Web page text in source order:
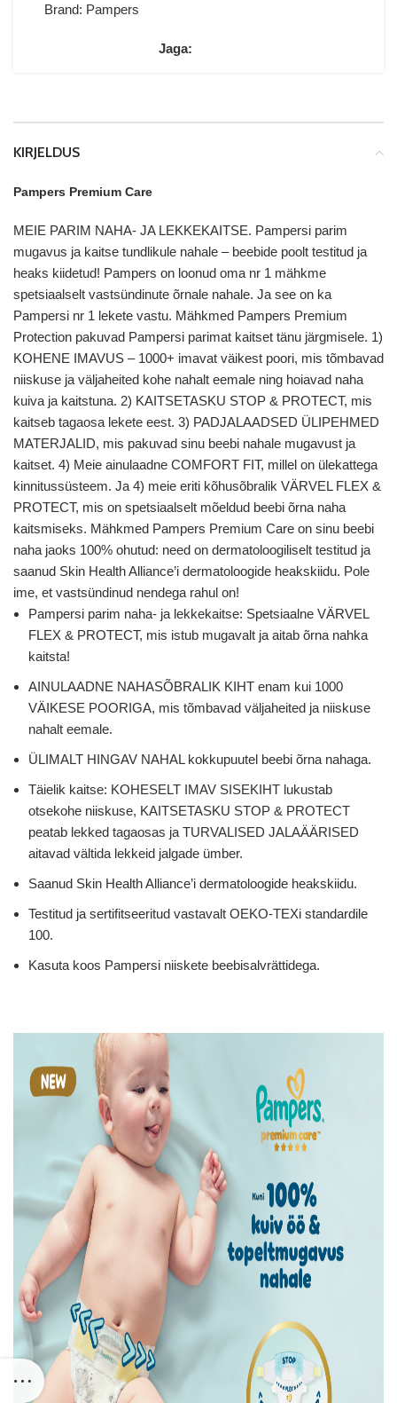
Brand: Pampers
Jaga:
KIRJELDUS
Pampers Premium Care
MEIE PARIM NAHA- JA LEKKEKAITSE. Pampersi parim
mugavus ja kaitse tundlikule nahale – beebide poolt testitud ja
heaks kiidetud! Pampers on loonud oma nr 1 mähkme
spetsiaalselt vastsündinute õrnale nahale. Ja see on ka
Pampersi nr 1 lekete vastu. Mähkmed Pampers Premium
Protection pakuvad Pampersi parimat kaitset tänu järgmisele. 1)
KOHENE IMAVUS – 1000+ imavat väikest poori, mis tõmbavad
niiskuse ja väljaheited kohe nahalt eemale ning hoiavad naha
kuiva ja kaitstuna. 2) KAITSETASKU STOP & PROTECT, mis
kaitseb tagaosa lekete eest. 3) PADJALAADSED ÜLIPEHMED
MATERJALID, mis pakuvad sinu beebi nahale mugavust ja
kaitset. 4) Meie ainulaadne COMFORT FIT, millel on ülekattega
kinnitussüsteem. Ja 4) meie eriti kõhusõbralik VÄRVEL FLEX &
PROTECT, mis on spetsiaalselt mõeldud beebi õrna naha
kaitsmiseks. Mähkmed Pampers Premium Care on sinu beebi
naha jaoks 100% ohutud: need on dermatoloogiliselt testitud ja
saanud Skin Health Alliance’i dermatoloogide heakskiidu. Pole
ime, et vastsündinud nendega rahul on!
Pampersi parim naha- ja lekkekaitse: Spetsiaalne VÄRVEL
FLEX & PROTECT, mis istub mugavalt ja aitab õrna nahka
kaitsta!
AINULAADNE NAHASÕBRALIK KIHT enam kui 1000
VÄIKESE POORIGA, mis tõmbavad väljaheited ja niiskuse
nahalt eemale.
ÜLIMALT HINGAV NAHAL kokkupuutel beebi õrna nahaga.
Täielik kaitse: KOHESELT IMAV SISEKIHT lukustab
otsekohe niiskuse, KAITSETASKU STOP & PROTECT
peatab lekked tagaosas ja TURVALISED JALAÄÄRISED
aitavad vältida lekkeid jalgade ümber.
Saanud Skin Health Alliance’i dermatoloogide heakskiidu.
Testitud ja sertifitseeritud vastavalt OEKO-TEXi standardile
100.
Kasuta koos Pampersi niiskete beebisalvrättidega.